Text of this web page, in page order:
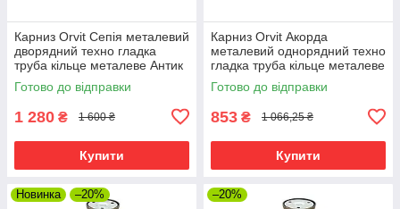
Карниз Orvit Сепія металевий
дворядний техно гладка
труба кільце металеве Антик
25\19 мм 160 см (00-
00026044)
Готово до відправки
1 280 ₴ 1 600 ₴
Купити
Карниз Orvit Акорда
металевий однорядний техно
гладка труба кільце металеве
Антик 25 мм 160 см (00-
00025800)
Готово до відправки
853 ₴ 1 066,25 ₴
Купити
Новинка –20% –20%